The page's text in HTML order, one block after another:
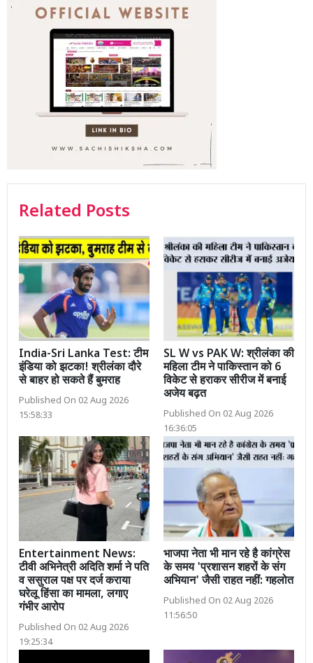
Related Posts
India-Sri Lanka Test: टीम
इंडिया को झटका! श्रीलंका दौरे
से बाहर हो सकते हैं बुमराह
Published On 02 Aug 2026
15:58:33
SL W vs PAK W: श्रीलंका की
महिला टीम ने पाकिस्तान को 6
विकेट से हराकर सीरीज में बनाई
अजेय बढ़त
Published On 02 Aug 2026
16:36:05
Entertainment News:
टीवी अभिनेत्री अदिति शर्मा ने पति
व ससुराल पक्ष पर दर्ज कराया
घरेलू हिंसा का मामला, लगाए
गंभीर आरोप
Published On 02 Aug 2026
19:25:34
भाजपा नेता भी मान रहे है कांग्रेस
के समय 'प्रशासन शहरों के संग
अभियान' जैसी राहत नहीं: गहलोत
Published On 02 Aug 2026
11:56:50